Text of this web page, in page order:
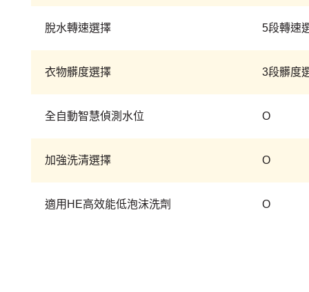
脫水轉速選擇 5段轉速
衣物髒度選擇 3段髒度
全自動智慧偵測水位 O
加強洗清選擇 O
適用HE高效能低泡沫洗劑 O